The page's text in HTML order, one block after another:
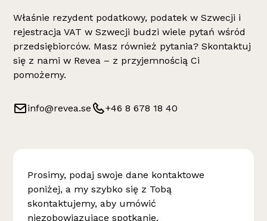
Właśnie rezydent podatkowy, podatek w Szwecji i
rejestracja VAT w Szwecji budzi wiele pytań wśród
przedsiębiorców. Masz również pytania? Skontaktuj
się z nami w Revea – z przyjemnością Ci
pomożemy.
info@revea.se +46 8 678 18 40
Prosimy, podaj swoje dane kontaktowe
poniżej, a my szybko się z Tobą
skontaktujemy, aby umówić
niezobowiązujące spotkanie.